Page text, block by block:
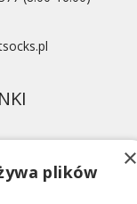
×
plików